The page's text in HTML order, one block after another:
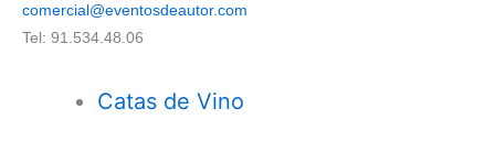
comercial@eventosdeautor.com
Tel: 91.534.48.06
Catas de Vino